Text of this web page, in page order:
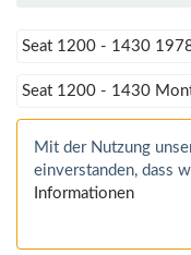
Seat 1200 - 1430
Seat 1200 - 1430
Mit der Nutzung
einverstanden, dass
Informationen